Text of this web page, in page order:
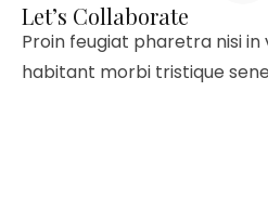
Let’s Collaborate
Proin feugiat pharetra nisi in
habitant morbi tristique